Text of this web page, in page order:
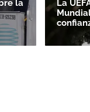
la
La